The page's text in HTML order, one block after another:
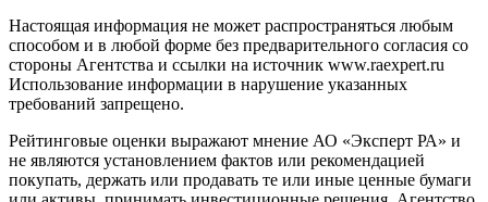
Настоящая информация не может распространяться любым
способом и в любой форме без предварительного согласия со
стороны Агентства и ссылки на источник www.raexpert.ru
Использование информации в нарушение указанных
требований запрещено.
Рейтинговые оценки выражают мнение АО «Эксперт РА» и
не являются установлением фактов или рекомендацией
покупать, держать или продавать те или иные ценные бумаги